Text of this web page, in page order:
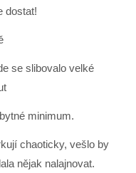
dostat!
se slibovalo velké
minimum.
chaoticky, vešlo by
nějak nalajnovat.